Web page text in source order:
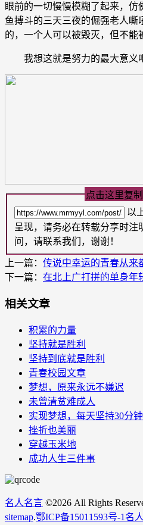
眼前的一切慢慢模糊了起来，
鱼搏斗的三天三夜的倔强老人嘶
的，一个人可以被毁灭，但不能
我想这就是努力的最大意义
点击这里复
以
呈现，请务必在转载分享时注
问，请联系我们，谢谢！
上一篇： 传说中幸运的青春从来
下一篇： 在北上广打拼的单身年
相关文章
积累的力量
坚持就是胜利
坚持到底就是胜利
青春校园文章
梦想，原来永远不嫌迟
未曾清贫难成人
实现梦想，每天坚持30分钟
挫折也美丽
穿越玉米地
成功人生三件事
名人名言 ©2026 All Rights
sitemap.鄂ICP备15011593号-1 名